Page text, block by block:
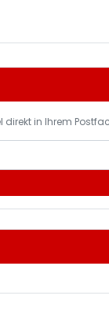
direkt in Ihrem